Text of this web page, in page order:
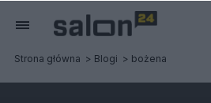
Strona główna Blogi bożena